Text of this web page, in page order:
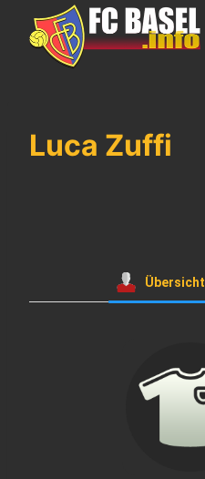
content
Luca Zuffi
Übersicht